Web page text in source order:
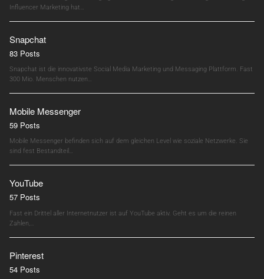
Influencer Marketing hat…
Snapchat
83 Posts
Snapchat ist die innovativste Social Media Marketing und Messaging Plattform. Fast
300 Mio. Menschen nutzen…
Mobile Messenger
59 Posts
Mobile Messenger befinden sich auf dem gleichen Level wie soziale Netzwerke. Sie
sind fest Bestandteil…
YouTube
57 Posts
Fast ein Drittel aller Internetnutzer ist auf YouTube aktiv. Geht es um die reinen
Zahlen,…
Pinterest
54 Posts